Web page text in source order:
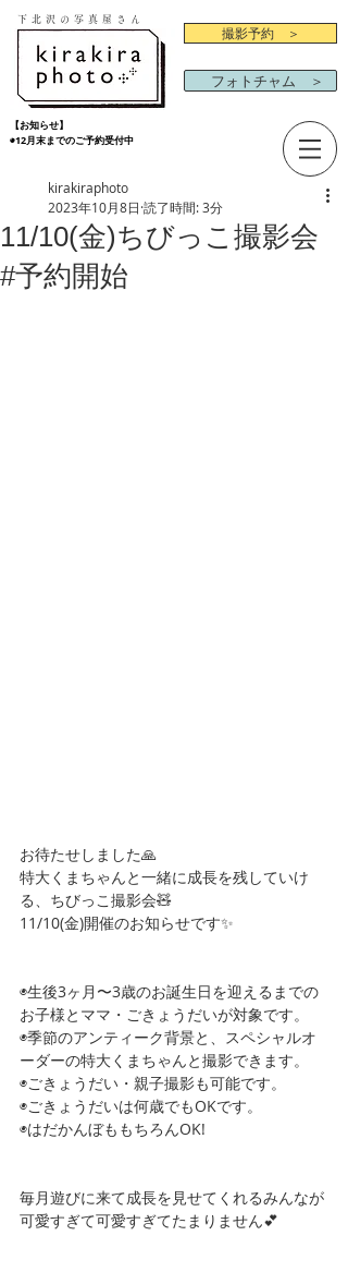
下北沢の写真屋さん
撮影予約 ＞
フォトチャム ＞
【お知らせ】
◉12月末までのご予約受付中
11/10(金)ちびっこ撮影会
#予約開始
kirakiraphoto
2023年10月8日 読了時間: 3分
お待たせしました🙏
特大くまちゃんと一緒に成長を残していけ
る、ちびっこ撮影会🧸
11/10(金)開催のお知らせです✨
◉生後3ヶ月〜3歳のお誕生日を迎えるまでの
お子様とママ・ごきょうだいが対象です。
◉季節のアンティーク背景と、スペシャルオ
ーダーの特大くまちゃんと撮影できます。
◉ごきょうだい・親子撮影も可能です。
◉ごきょうだいは何歳でもOKです。
◉はだかんぼももちろんOK!
毎月遊びに来て成長を見せてくれるみんなが
可愛すぎて可愛すぎてたまりません💕